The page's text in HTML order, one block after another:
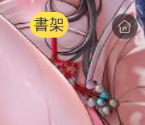
書架